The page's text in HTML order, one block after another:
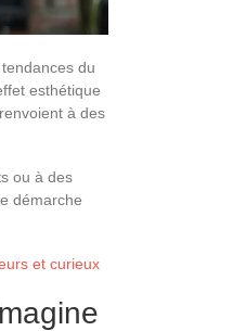
du
esthétique
à des
ou à des
démarche
et curieux